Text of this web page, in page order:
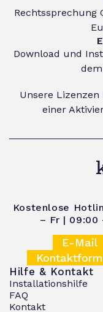
Rechtssprechung
Download und
Unsere
einer
Kostenlose
– Fr | 09:00
E-Mail
Hilfe & Kontakt
Installationshilfe
FAQ
Kontakt